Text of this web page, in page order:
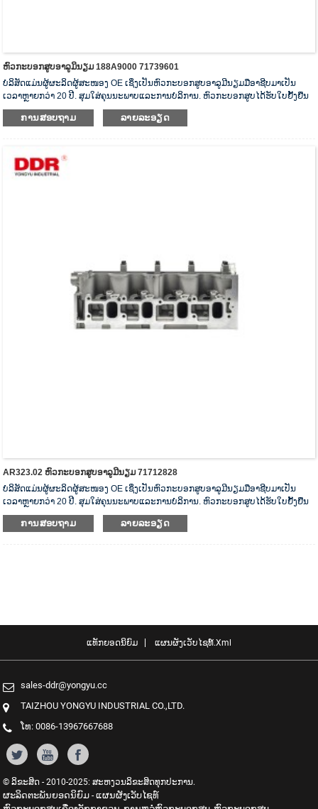
ຫົວກະບອກສູບອາລູມິນຽມ 188A9000 71739601
ບໍລິສັດແມ່ນຜູ້ຜະລິດຜູ້ສະໜອງ OE ເຊິ່ງເປັນຫົວກະບອກສູບອາລູມີນຽມມືອາຊີບມາເປັນ
ເວລາຫຼາຍກວ່າ 20 ປີ. ສຸມໃສ່ຄຸນນະພາບແລະການບໍລິການ. ຫົວກະບອກສູບໄດ້ຮັບໃບຢັ້ງຢືນ
ການກວດສອບຄວາມຖືກຕ້ອງ ISO16949, “ຫົວກະບອກສູບທີ່ມີຄວາມປະທັບຕາສູງ”, “ອາຍຸ
ການໃຊ້ງານທີ່ຍາວນານຂອງຫົວກະບອກສູບ” ແລະສິດທິບັດຮູບແບບສາທາລະນູປະໂພກອື່ນໆ
ການສອບຖາມ ລາຍລະອຽດ
AR323.02 ຫົວກະບອກສູບອາລູມີນຽມ 71712828
ບໍລິສັດແມ່ນຜູ້ຜະລິດຜູ້ສະໜອງ OE ເຊິ່ງເປັນຫົວກະບອກສູບອາລູມີນຽມມືອາຊີບມາເປັນ
ເວລາຫຼາຍກວ່າ 20 ປີ. ສຸມໃສ່ຄຸນນະພາບແລະການບໍລິການ. ຫົວກະບອກສູບໄດ້ຮັບໃບຢັ້ງຢືນ
ການກວດສອບຄວາມຖືກຕ້ອງ ISO16949, “ຫົວກະບອກສູບທີ່ມີຄວາມປະທັບຕາສູງ”, “ອາຍຸ
ການໃຊ້ງານທີ່ຍາວນານຂອງຫົວກະບອກສູບ” ແລະສິດທິບັດຮູບແບບສາທາລະນູປະໂພກອື່ນໆ
ການສອບຖາມ ລາຍລະອຽດ
ແທັກຍອດນິຍົມ ແຜນຜັງເວັບໄຊທ໌.xml
sales-ddr@yongyu.cc
TAIZHOU YONGYU INDUSTRIAL CO.,LTD.
ໂທ: 0086-13967667688
© ລິຂະສິດ - 2010-2025: ສະຫງວນລິຂະສິດທຸກປະການ.
ຜະລິດຕະພັນຍອດນິຍົມ -ແຜນຜັງເວັບໄຊທ໌